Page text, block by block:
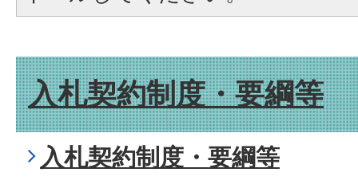
入札契約制度・要綱等
入札契約制度・要綱等